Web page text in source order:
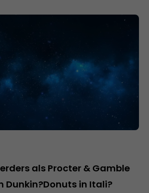
als Procter & Gamble
Dunkin?Donuts in Itali?